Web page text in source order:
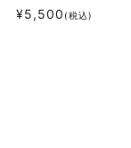
¥5,500